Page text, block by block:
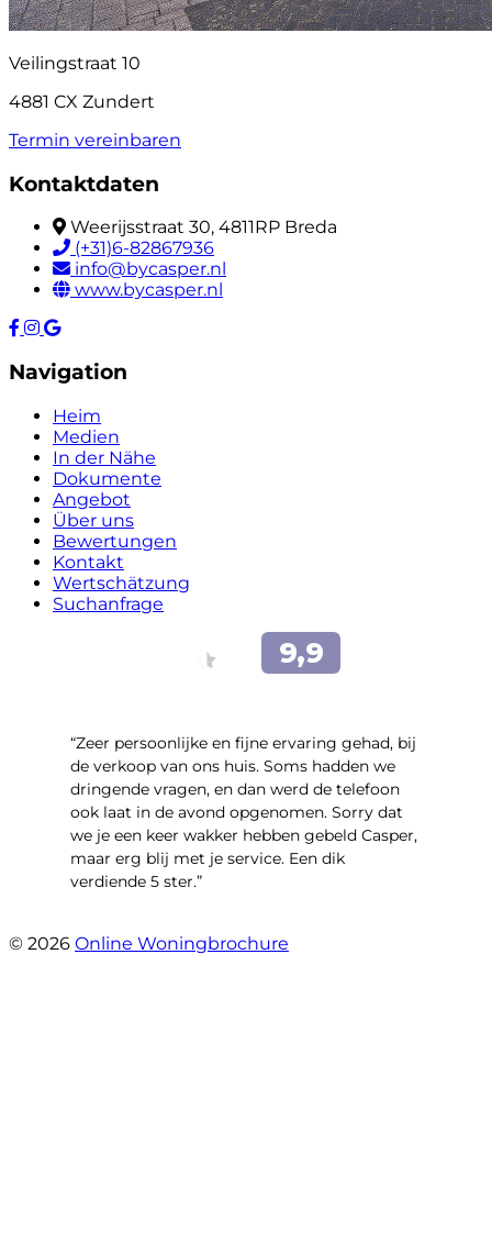
Veilingstraat 10
4881 CX Zundert
Termin vereinbaren
Kontaktdaten
Weerijsstraat 30, 4811RP Breda
(+31)6-82867936
info@bycasper.nl
www.bycasper.nl
Navigation
Heim
Medien
In der Nähe
Dokumente
Angebot
Über uns
Bewertungen
Kontakt
Wertschätzung
Suchanfrage
“Zeer persoonlijke en fijne ervaring gehad, bij
de verkoop van ons huis. Soms hadden we
dringende vragen, en dan werd de telefoon
ook laat in de avond opgenomen. Sorry dat
we je een keer wakker hebben gebeld Casper,
maar erg blij met je service. Een dik
verdiende 5 ster.”
© 2026 Online Woningbrochure